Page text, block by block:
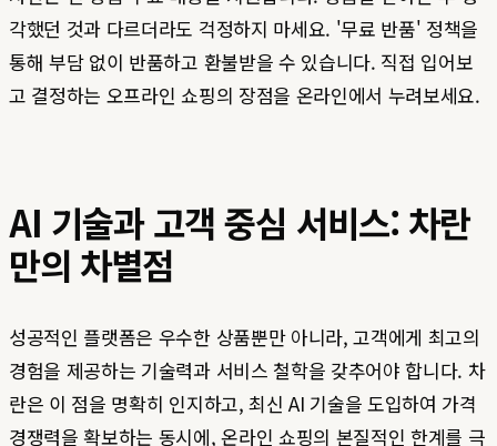
각했던 것과 다르더라도 걱정하지 마세요. '무료 반품' 정책을
통해 부담 없이 반품하고 환불받을 수 있습니다. 직접 입어보
고 결정하는 오프라인 쇼핑의 장점을 온라인에서 누려보세요.
AI 기술과 고객 중심 서비스: 차란
만의 차별점
성공적인 플랫폼은 우수한 상품뿐만 아니라, 고객에게 최고의
경험을 제공하는 기술력과 서비스 철학을 갖추어야 합니다. 차
란은 이 점을 명확히 인지하고, 최신 AI 기술을 도입하여 가격
경쟁력을 확보하는 동시에, 온라인 쇼핑의 본질적인 한계를 극